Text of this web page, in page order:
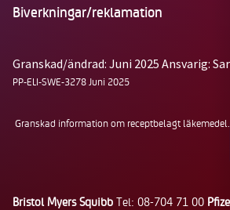
Biverkningar/reklamation
Granskad/ändrad: Juni 2025 Ansvarig:
PP-ELI-SWE-3278 Juni 2025
Granskad information om receptbelagt läkemedel.
Bristol Myers SquibbTel: 08-704 71 00